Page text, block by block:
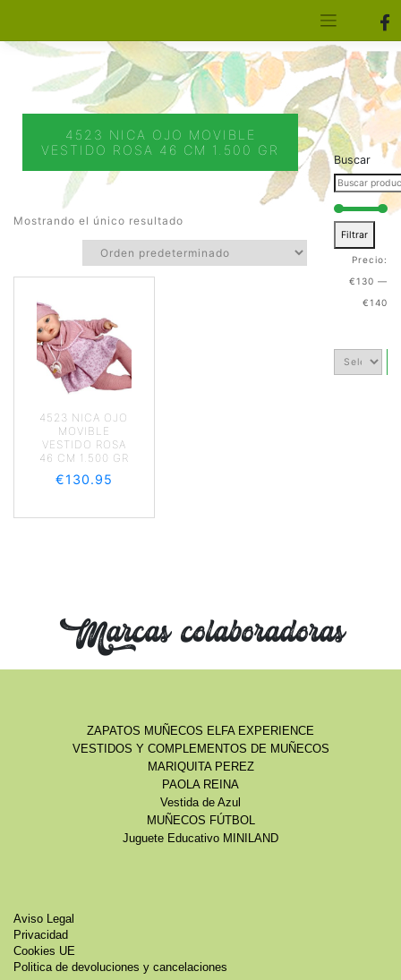
4523 NICA OJO MOVIBLE
VESTIDO ROSA 46 CM 1.500 GR
Mostrando el único resultado
4523 NICA OJO
MOVIBLE
VESTIDO ROSA
46 CM 1.500 GR
€130.95
Buscar
Filtrar
Precio:
€130 —
€140
Marcas colaboradoras
ZAPATOS MUÑECOS ELFA EXPERIENCE
VESTIDOS Y COMPLEMENTOS DE MUÑECOS
MARIQUITA PEREZ
PAOLA REINA
Vestida de Azul
MUÑECOS FÚTBOL
Juguete Educativo MINILAND
Aviso Legal
Privacidad
Cookies UE
Politica de devoluciones y cancelaciones